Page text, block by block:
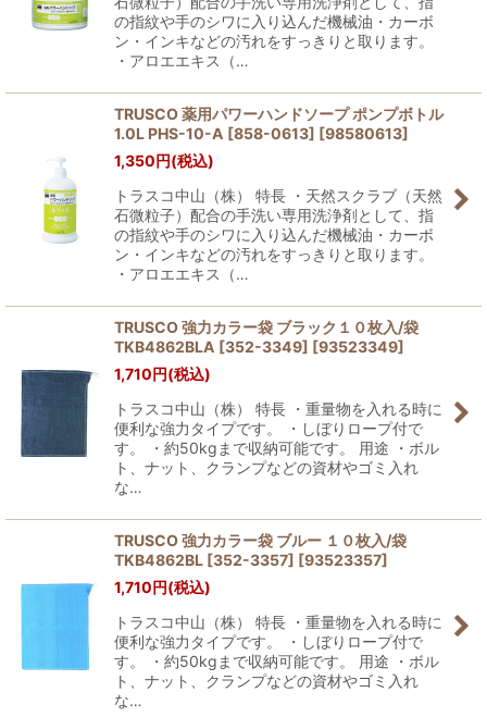
の指紋や手のシワに入り込んだ機械油・カーボ
ン・インキなどの汚れをすっきりと取ります。
・アロエエキス（…
TRUSCO 薬用パワーハンドソープ ポンプボトル
1.0L PHS-10-A [858-0613] [98580613]
1,350円(税込)
トラスコ中山（株） 特長 ・天然スクラブ（天然
石微粒子）配合の手洗い専用洗浄剤として、指
の指紋や手のシワに入り込んだ機械油・カーボ
ン・インキなどの汚れをすっきりと取ります。
・アロエエキス（…
TRUSCO 強力カラー袋 ブラック１０枚入/袋
TKB4862BLA [352-3349] [93523349]
1,710円(税込)
トラスコ中山（株） 特長 ・重量物を入れる時に
便利な強力タイプです。 ・しぼりロープ付で
す。 ・約50kgまで収納可能です。 用途 ・ボル
ト、ナット、クランプなどの資材やゴミ入れ
な…
TRUSCO 強力カラー袋 ブルー １０枚入/袋
TKB4862BL [352-3357] [93523357]
1,710円(税込)
トラスコ中山（株） 特長 ・重量物を入れる時に
便利な強力タイプです。 ・しぼりロープ付で
す。 ・約50kgまで収納可能です。 用途 ・ボル
ト、ナット、クランプなどの資材やゴミ入れ
な…